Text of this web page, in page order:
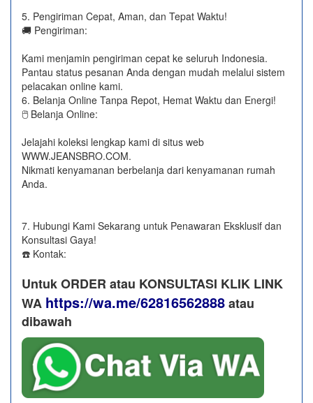
5. Pengiriman Cepat, Aman, dan Tepat Waktu!
🚚 Pengiriman:
Kami menjamin pengiriman cepat ke seluruh Indonesia.
Pantau status pesanan Anda dengan mudah melalui sistem
pelacakan online kami.
6. Belanja Online Tanpa Repot, Hemat Waktu dan Energi!
🖱️ Belanja Online:
Jelajahi koleksi lengkap kami di situs web
WWW.JEANSBRO.COM.
Nikmati kenyamanan berbelanja dari kenyamanan rumah
Anda.
7. Hubungi Kami Sekarang untuk Penawaran Eksklusif dan
Konsultasi Gaya!
☎️ Kontak:
Untuk ORDER atau KONSULTASI KLIK LINK
WA https://wa.me/62816562888​ atau
dibawah